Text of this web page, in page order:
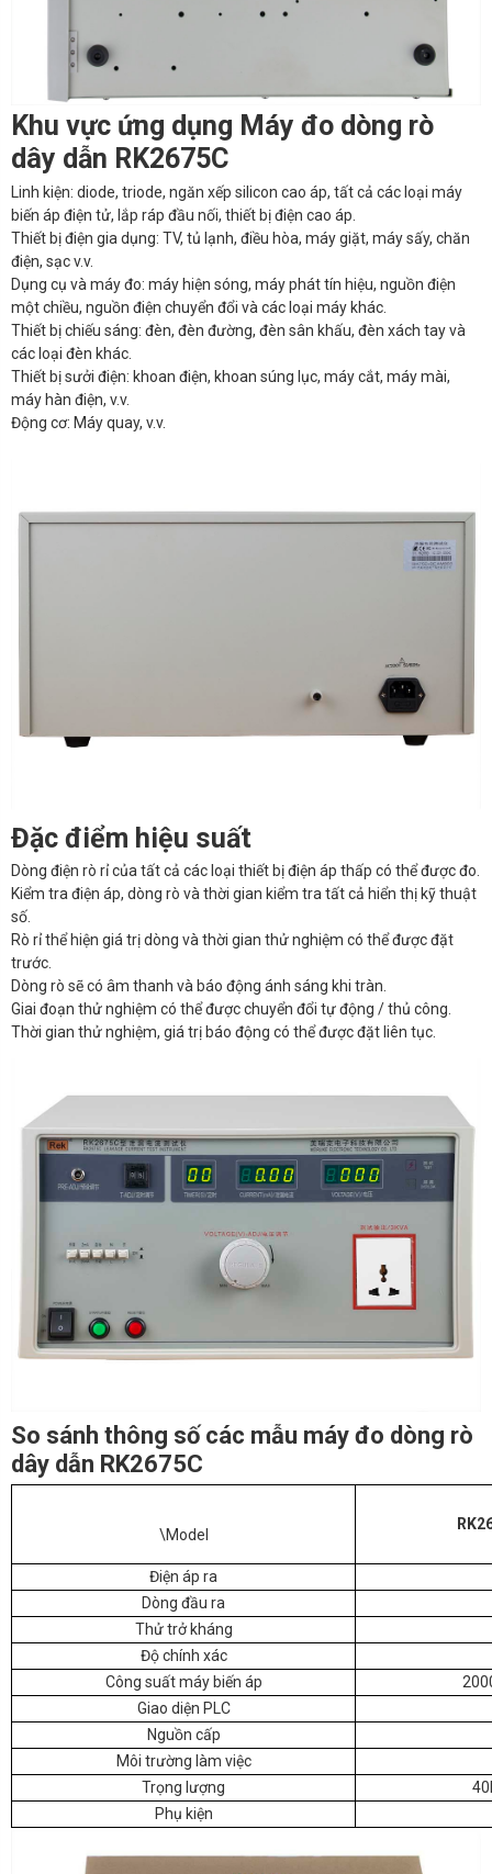
Khu vực ứng dụng Máy đo dòng rò
dây dẫn RK2675C
Linh kiện: diode, triode, ngăn xếp silicon cao áp, tất cả các loại máy
biến áp điện tử, lắp ráp đầu nối, thiết bị điện cao áp.
Thiết bị điện gia dụng: TV, tủ lạnh, điều hòa, máy giặt, máy sấy, chăn
điện, sạc v.v.
Dụng cụ và máy đo: máy hiện sóng, máy phát tín hiệu, nguồn điện
một chiều, nguồn điện chuyển đổi và các loại máy khác.
Thiết bị chiếu sáng: đèn, đèn đường, đèn sân khấu, đèn xách tay và
các loại đèn khác.
Thiết bị sưởi điện: khoan điện, khoan súng lục, máy cắt, máy mài,
máy hàn điện, v.v.
Động cơ: Máy quay, v.v.
Đặc điểm hiệu suất
Dòng điện rò rỉ của tất cả các loại thiết bị điện áp thấp có thể được đo.
Kiểm tra điện áp, dòng rò và thời gian kiểm tra tất cả hiển thị kỹ thuật
số.
Rò rỉ thể hiện giá trị dòng và thời gian thử nghiệm có thể được đặt
trước.
Dòng rò sẽ có âm thanh và báo động ánh sáng khi tràn.
Giai đoạn thử nghiệm có thể được chuyển đổi tự động / thủ công.
Thời gian thử nghiệm, giá trị báo động có thể được đặt liên tục.
So sánh thông số các mẫu máy đo dòng rò
dây dẫn RK2675C
\Model
Điện áp ra
Dòng đầu ra
Thử trở kháng
Độ chính xác
Công suất máy biến áp
Giao diện PLC
Nguồn cấp
Môi trường làm việc
Trọng lượng
Phụ kiện